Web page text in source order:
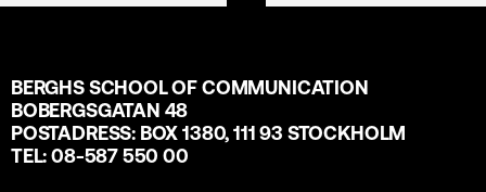
BERGHS SCHOOL OF COMMUNICATION
BOBERGSGATAN 48
POSTADRESS: BOX 1380, 111 93 STOCKHOLM
TEL: 08-587 550 00